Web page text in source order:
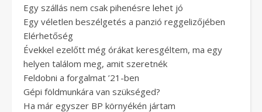
Egy szállás nem csak pihenésre lehet jó
Egy véletlen beszélgetés a panzió reggelizőjében
Elérhetőség
Évekkel ezelőtt még órákat keresgéltem, ma egy
helyen találom meg, amit szeretnék
Feldobni a forgalmat ’21-ben
Gépi földmunkára van szükséged?
Ha már egyszer BP környékén jártam